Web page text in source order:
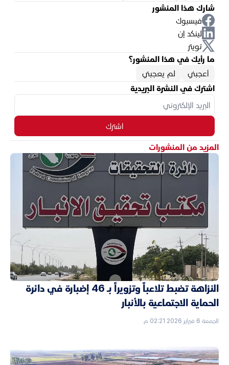
شارك هذا المنشور
فيسبوك
لينكد إن
تويتر
ما رأيك في هذا المنشور؟
أعجبني
لم يعجبني
اشترك في النشرة البريدية
اشترك
المزيد من المنشورات
النزاهة تضبط تلاعباً وتزويراً بـ 46 إضبارة في دائرة
الحماية الاجتماعية بالأنبار
الجمعة 6 فبراير 2026 02:21 م